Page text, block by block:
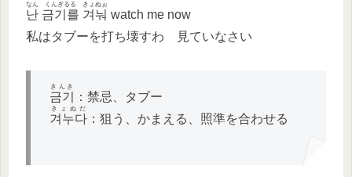
난 금기를 겨눠
なん くんぎるる きょぬぉ
watch me now
私はタブーを打ち壊すわ 見ていなさい
금기
きんき
：禁忌、タブー
겨누다
きょぬだ
：狙う、かまえる、照準を合わせる